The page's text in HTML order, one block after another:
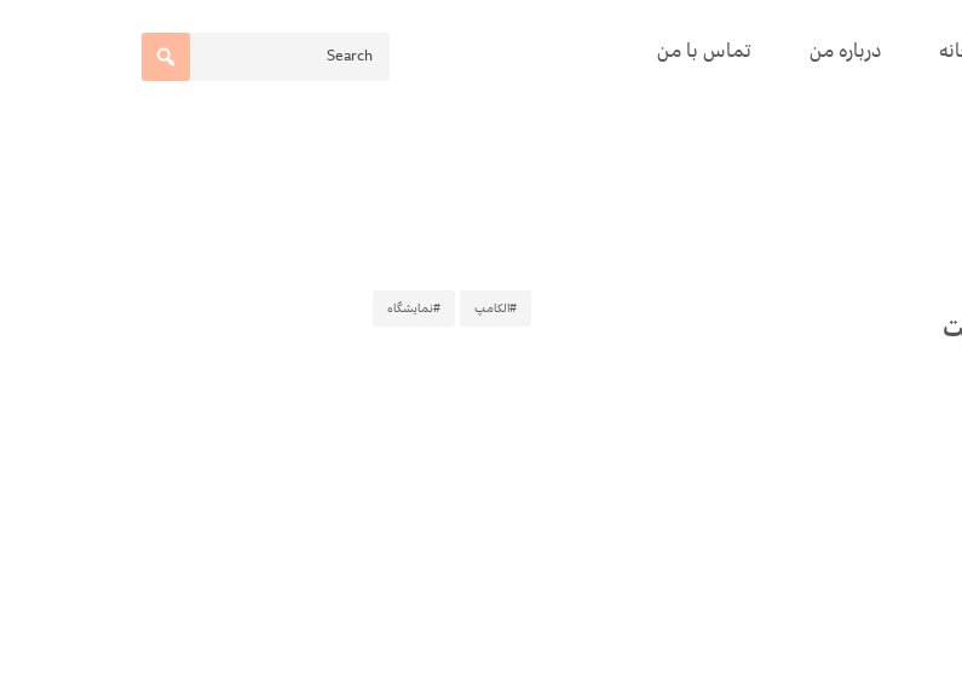
درباره من تماس با من
#الکامپ #نمایشگاه